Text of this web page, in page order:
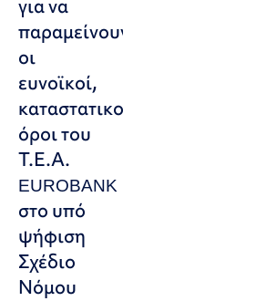
για να
παραμείνουν
οι
ευνοϊκοί,
καταστατικοί
όροι του
Τ.Ε.Α.
EUROBANK
στο υπό
ψήφιση
Σχέδιο
Νόμου